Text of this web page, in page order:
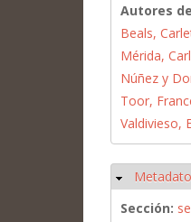
Autores
Beals,
Mérida,
Núñez y
Toor,
Valdivieso,
Ocultar
Sección: